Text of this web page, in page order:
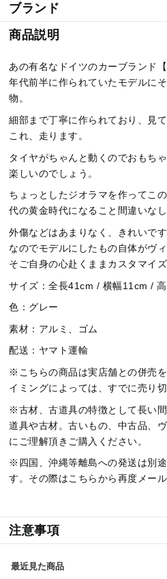
配送：ヤマト運輸
ブランド
あの有名なドイツのカーブランド【
物。
商品説明
あの有名なドイツのカーブランド
年代前半に作られていたモデルに
物。
細部まで丁寧に作られており、見
これ、走ります。
タイヤがちゃんと動くのでおもち
楽しいのでしょう。
ちょっとしたジオラマを作ってこ
代の黄金時代になること間違いなし
外傷などはあまりなく、きれいで
なのでモデルにしたもの自体がヴ
そご自身の心赴くままカスタマイ
サイズ：全長41cm / 横幅11cm /
色：グレー
素材：アルミ、ゴム
配送：ヤマト運輸
※ こちらの商品は実店舗との併売
イミングによっては、すでに売り
※古材、古道具の特徴として長い
道具や古材。 古いもの、中古品、
にご理解頂きご購入ください。
※四国、沖縄等離島への発送は別
す。その際はこちらから再度メー
注意事項
ミングによっては、すでに売り切れ
最近見た商品